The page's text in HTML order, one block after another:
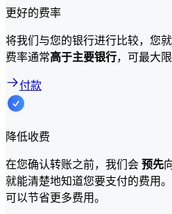
更好的费率
将我们与您的银行进行比较，您
费率通常高于主要银行，可最大
付款
降低收费
在您确认转账之前，我们会 预先
就能清楚地知道您要支付的费用
可以节省更多费用。